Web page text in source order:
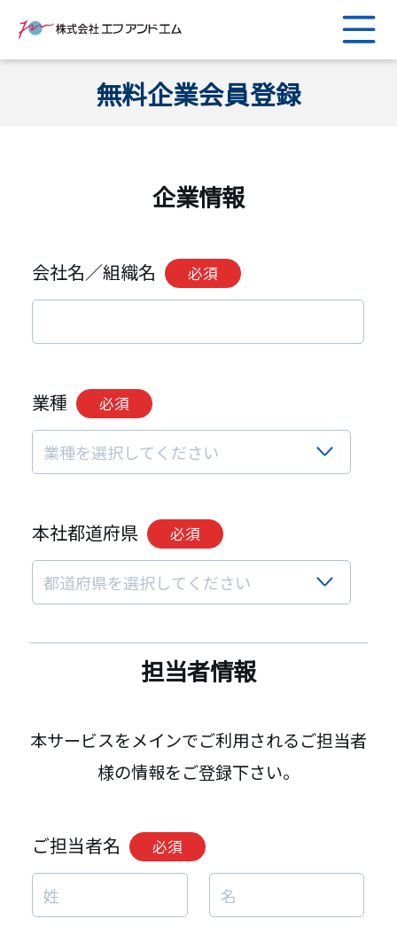
無料企業会員登録
企業情報
会社名／組織名 必須
業種 必須
本社都道府県 必須
担当者情報
本サービスをメインでご利用されるご担当者
様の情報をご登録下さい。
ご担当者名 必須